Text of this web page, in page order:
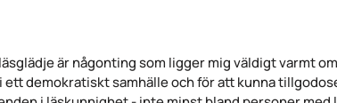
är någonting som ligger mig väldigt varmt
ett demokratiskt samhälle och för att kunna